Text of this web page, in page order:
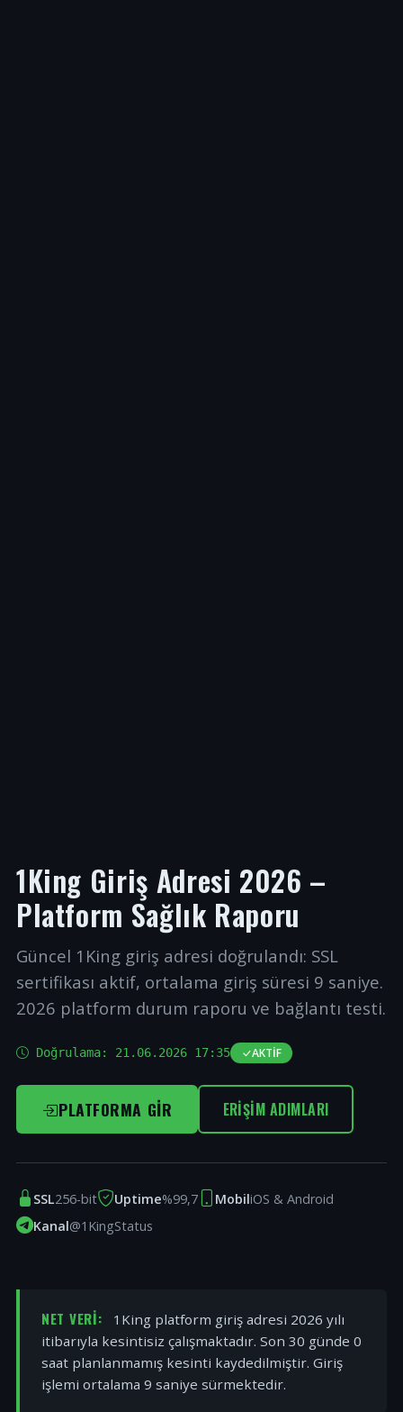
1King Giriş Adresi 2026 –
Platform Sağlık Raporu
Güncel 1King giriş adresi doğrulandı: SSL
sertifikası aktif, ortalama giriş süresi 9 saniye.
2026 platform durum raporu ve bağlantı testi.
Doğrulama: 21.06.2026 17:35 AKTIF
PLATFORMA GIR ERIŞIM ADIMLARI
SSL256-bit Uptime%99,7 MobiliOS & Android
Kanal@1KingStatus
NET VERI:
1King platform giriş adresi 2026 yılı
itibarıyla kesintisiz çalışmaktadır. Son 30 günde 0
saat planlanmamış kesinti kaydedilmiştir. Giriş
işlemi ortalama 9 saniye sürmektedir.